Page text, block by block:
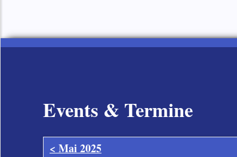
Events & Termine
< Mai 2025